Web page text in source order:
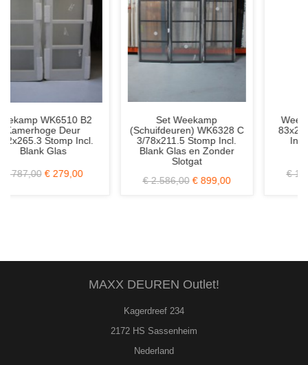
WK6328 C
Incl.
Zonder
€ 899,00
Weekamp WK6509 C3
83x201.5 Stomp Rechts
Incl. Blank Glas en
Loopslot
Weekamp
78x218.5
Mat/Melk
€
MAXX DEUREN Outlet!
Kagerdreef 234
2172 HS Sassenheim
Nederland